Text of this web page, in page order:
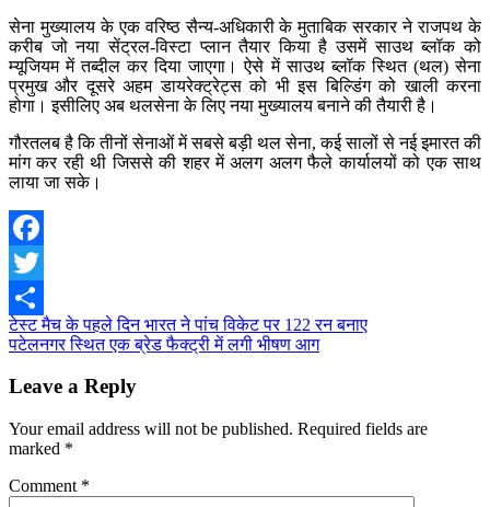
सेना मुख्यालय के एक वरिष्ठ सैन्य-अधिकारी के मुताबिक सरकार ने राजपथ के
करीब जो नया सेंट्रल-विस्टा प्लान तैयार किया है उसमें साउथ ब्लॉक को
म्यूजियम में तब्दील कर दिया जाएगा। ऐसे में साउथ ब्लॉक स्थित (थल) सेना
प्रमुख और दूसरे अहम डायरेक्ट्रेट्स को भी इस बिल्डिंग को खाली करना
होगा। इसीलिए अब थलसेना के लिए नया मुख्यालय बनाने की तैयारी है।
गौरतलब है कि तीनों सेनाओं में सबसे बड़ी थल सेना, कई सालों से नई इमारत की
मांग कर रही थी जिससे की शहर में अलग अलग फैले कार्यालयों को एक साथ
लाया जा सके।
Facebook
Twitter
Share
Post
navigation
टेस्ट मैच के पहले दिन भारत ने पांच विकेट पर 122 रन बनाए
पटेलनगर स्थित एक ब्रेड फैक्ट्री में लगी भीषण आग
Leave a Reply
Your email address will not be published. Required fields are
marked *
Comment *